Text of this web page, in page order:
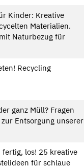
Kinder: Kreative
Materialien.
Naturbezug für
Recycling
ganz Müll? Fragen
Entsorgung unserer
fertig, los! 25 kreative
für schlaue